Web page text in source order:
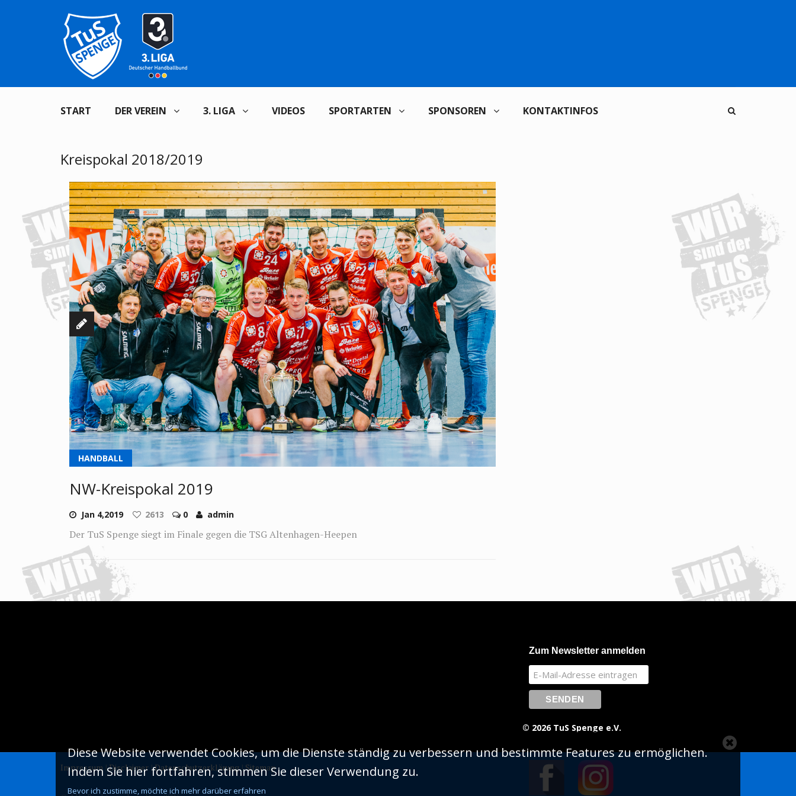
Diese Website verwendet Cookies, um die Dienste ständig zu verbessern und bestimmte Features zu ermöglichen.
Indem Sie hier fortfahren, stimmen Sie dieser Verwendung zu.
Bevor ich zustimme, möchte ich mehr darüber erfahren
Close
START DER VEREIN 3. LIGA VIDEOS SPORTARTEN SPONSOREN KONTAKTINFOS
Kreispokal 2018/2019
HANDBALL
NW-Kreispokal 2019
Jan 4,2019 2613 0 admin
Der TuS Spenge siegt im Finale gegen die TSG Altenhagen-Heepen
Zum Newsletter anmelden
© 2026 TuS Spenge e.V.
Impressum |Disclaimer |Datenschutzerklärung|Sitemap